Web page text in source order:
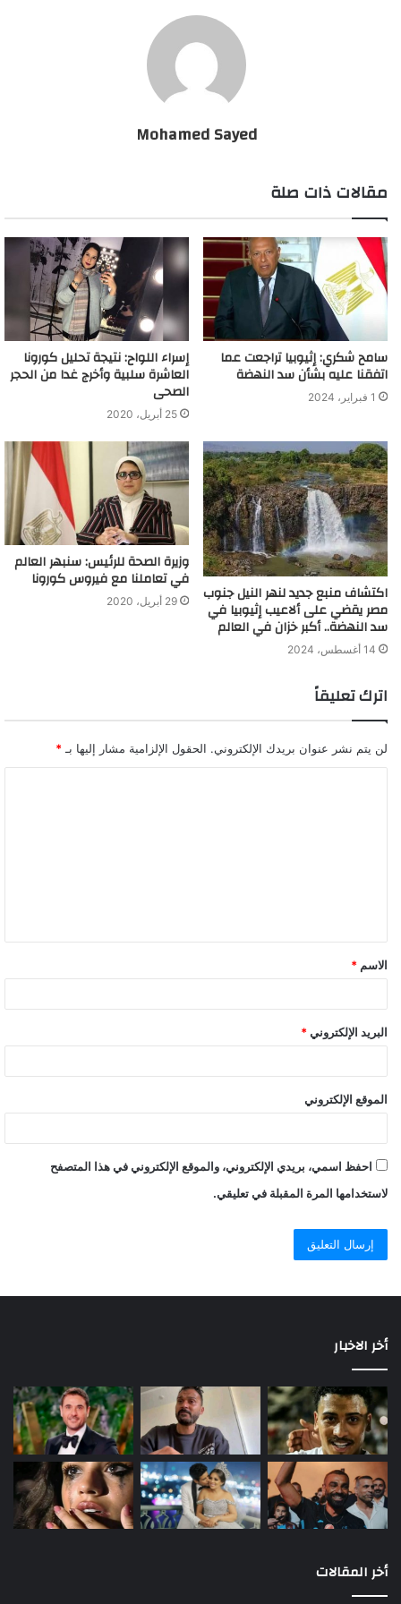
Mohamed Sayed
مقالات ذات صلة
سامح شكري: إثيوبيا تراجعت عما
اتفقنا عليه بشأن سد النهضة
1 فبراير، 2024
إسراء اللواح: نتيجة تحليل كورونا
العاشرة سلبية وأخرج غدا من الحجر
الصحى
25 أبريل، 2020
اكتشاف منبع جديد لنهر النيل جنوب
مصر يقضي على ألاعيب إثيوبيا في
سد النهضة.. أكبر خزان في العالم
14 أغسطس، 2024
وزيرة الصحة للرئيس: سنبهر العالم
في تعاملنا مع فيروس كورونا
29 أبريل، 2020
اترك تعليقاً
لن يتم نشر عنوان بريدك الإلكتروني. الحقول الإلزامية مشار إليها بـ *
الاسم *
البريد الإلكتروني *
الموقع الإلكتروني
احفظ اسمي، بريدي الإلكتروني، والموقع الإلكتروني في هذا المتصفح
لاستخدامها المرة المقبلة في تعليقي.
أخر الاخبار
أخر المقالات